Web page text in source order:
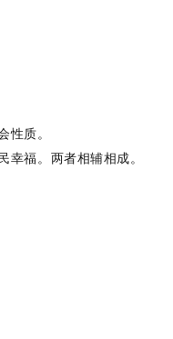
性质。
幸福。两者相辅相成。